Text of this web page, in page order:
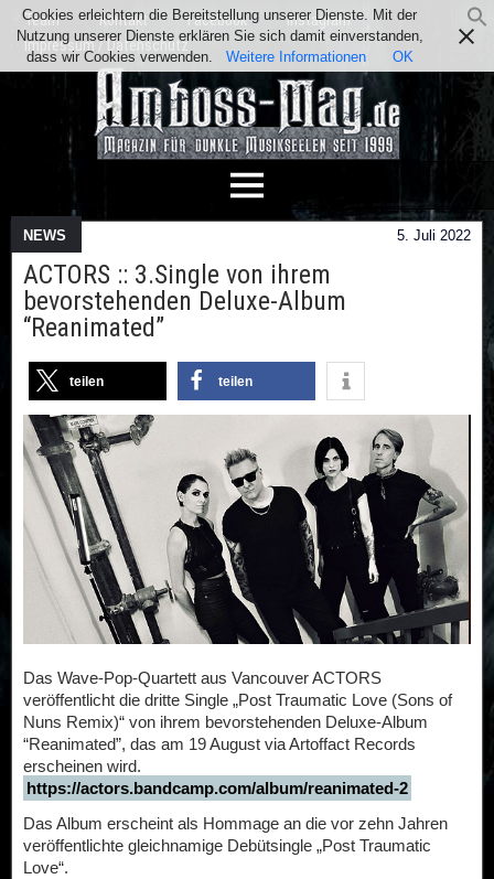
Team Kontakt Facebook
Instagram
Impressum / Datenschutz
NEWS 5. Juli 2022
ACTORS :: 3.Single von ihrem
bevorstehenden Deluxe-Album
“Reanimated”
teilen teilen
Das Wave-Pop-Quartett aus Vancouver ACTORS
veröffentlicht die dritte Single „Post Traumatic Love (Sons of
Nuns Remix)“ von ihrem bevorstehenden Deluxe-Album
“Reanimated”, das am 19 August via Artoffact Records
erscheinen wird.
https://actors.bandcamp.com/album/reanimated-2
Das Album erscheint als Hommage an die vor zehn Jahren
veröffentlichte gleichnamige Debütsingle „Post Traumatic
Love“.
Cookies erleichtern die Bereitstellung unserer Dienste. Mit der
Nutzung unserer Dienste erklären Sie sich damit einverstanden,
dass wir Cookies verwenden.
Weitere Informationen OK